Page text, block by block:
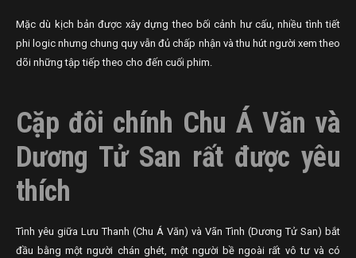
Mặc dù kịch bản được xây dựng theo bối cảnh hư cấu, nhiều tình tiết
phi logic nhưng chung quy vẫn đủ chấp nhận và thu hút người xem theo
dõi những tập tiếp theo cho đến cuối phim.
Cặp đôi chính Chu Á Văn và
Dương Tử San rất được yêu
thích
Tình yêu giữa Lưu Thanh (Chu Á Văn) và Vãn Tình (Dương Tử San) bắt
đầu bằng một người chán ghét, một người bề ngoài rất vô tư và có